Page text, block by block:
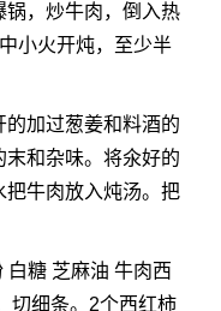
锅，炒牛肉，倒入热
小火开炖，至少半
加过葱姜和料酒的
和杂味。将氽好的
把牛肉放入炖汤。把
白糖 芝麻油 牛肉西
切细条。2个西红柿